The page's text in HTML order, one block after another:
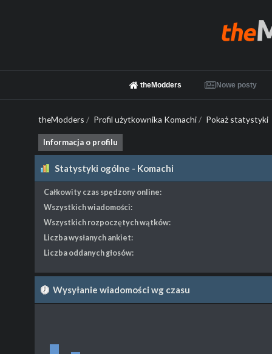
theModders Nowe posty
theModders / Profil użytkownika Komachi/ Pokaż statystyki
Informacja o profilu
Statystyki ogólne - Komachi
Całkowity czas spędzony online:
Wszystkich wiadomości:
Wszystkich rozpoczętych wątków:
Liczba wysłanych ankiet:
Liczba oddanych głosów:
Wysyłanie wiadomości wg czasu